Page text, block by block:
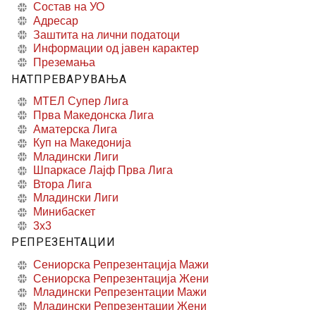
Состав на УО
Адресар
Заштита на лични податоци
Информации од јавен карактер
Преземања
НАТПРЕВАРУВАЊА
МТЕЛ Супер Лига
Прва Македонска Лига
Аматерска Лига
Куп на Македонија
Младински Лиги
Шпаркасе Лајф Прва Лига
Втора Лига
Младински Лиги
Минибаскет
3x3
РЕПРЕЗЕНТАЦИИ
Сениорска Репрезентација Мажи
Сениорска Репрезентација Жени
Младински Репрезентации Мажи
Младински Репрезентации Жени